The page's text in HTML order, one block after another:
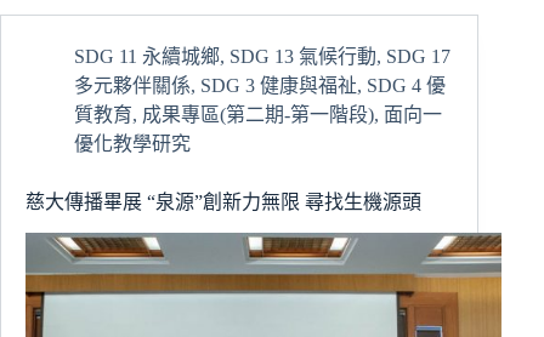
攜
東
區
高
校
譜
社
會
責
任
SDG 11 永續城鄉, SDG 13 氣候行動, SDG 17
多元夥伴關係, SDG 3 健康與福祉, SDG 4 優
質教育, 成果專區(第二期-第一階段), 面向一
優化教學研究
慈大傳播畢展 “泉源”創新力無限 尋找生機源頭